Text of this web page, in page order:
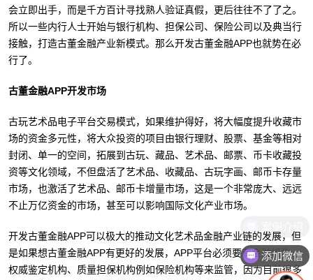
会立即出手，而是千方百计寻找熟人验证真假，更后往往不了了之。
所以一些内行人士开始与银行机构、担保公司、保险公司以及典当行
接触，打造古董金融产业新模式。那么开发古董金融APP也就势在必
行了。
古董金融APP开发市场
古玩艺术品电子平台交易模式，如果维护得好，将大幅度提升收藏市
场的资金多元性，将大众投资的项目由银行理财、股票、基金等相对
封闭、单一的空间，拓展到古玩、藏品、艺术品、邮票、币卡收藏投
资等文化领域，不但盘活了艺术品、收藏品、古玩字画、邮币卡存量
市场，也激活了艺术品、邮币卡增量市场，这是一个非常庞大、远远
不止万亿资金的市场，甚至可以影响国际文化产业市场。
开发古董金融APP可以极大的推动文化艺术品金融产业链的发展，但
是如果想古董金融APP有更好的发展，APP平台必须要有金融机构、
权威鉴定机构、质量担保机构例如保险机构等来监管，因为目前很多
添加微信